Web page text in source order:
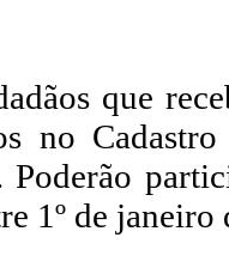
que
no
Poderão
1º de